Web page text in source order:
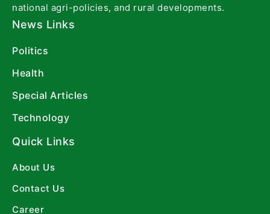
national agri-policies, and rural developments.
News Links
Politics
Health
Special Articles
Technology
Quick Links
About Us
Contact Us
Career